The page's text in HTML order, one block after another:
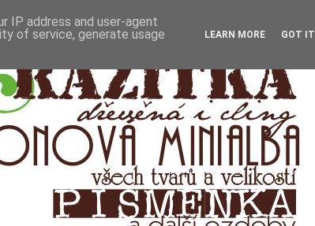
IP address and user-agent
of service, generate usage
LEARN MORE GOT IT